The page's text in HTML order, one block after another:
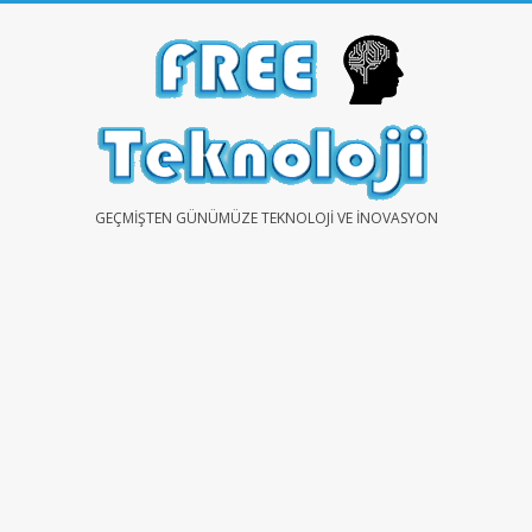
FREEGEÇMIŞTEN GÜNÜMÜZE TEKNOLOJI VE İNOVASYON